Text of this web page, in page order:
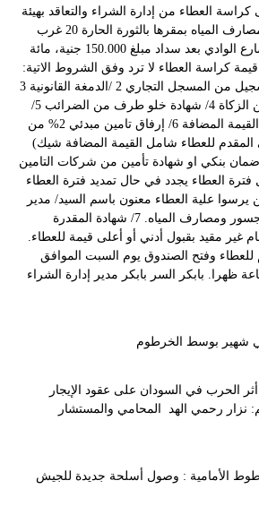
العطاء من إدارة الشراء والتعاقد بهيئة
الطرق والجسور و مصارف المياه بمقرها بالثورة الحارة 20 غرب
محطة وقود النيل شارع الوادي بعد سداد مبلغ 150.000 جنية، مائة
كراسة العطاء لا ترد وفق الشروط الاتية:
1/ إرفاق شهادة التسجيل من المسجل التجاري 2 /الدمغة القانونية 3
/شهادة إبراء ذمة من الزكاة 4/ شهادة خلو طرف من الضرائب 5/
شهادة تسجيل على القيمة المضافة 6/ إرفاق تامين مبدئي 2% من
المقدم للعطاء شامل القيمة المضافة شيك)
بنكي او شهادة تأمين من شركات التامين
العطاء يجدد في حال تمديد فترة العطاء
10% لمن يرسوا علية العطاء معنون باسم السيد/ مدير
عام هيئة الطرق والجسور ومصارف المياه. 7/ شهادة المقدرة
العام غير مقيد بقبول أدني أو أعلى قيمة للعطاء.
للعطاء وفتح الصندوق يوم السبت الموافق
7/12م السـ12ـاعة ظهرا. بابكر السر بابكر مدير إدارة الشراء
شهير بوسط الخرطوم
الحرب في السودان على عقود الإيجار
نزار رحمي الهد المحامي والمستشار
الأمامية : وصول أسلحة جديدة للجيش